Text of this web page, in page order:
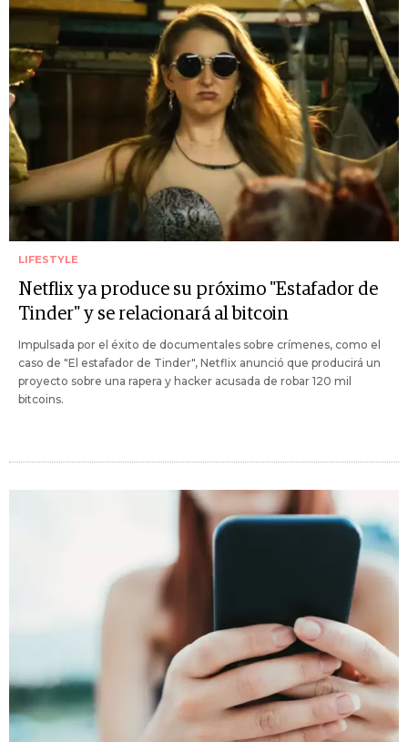
LIFESTYLE
Netflix ya produce su próximo "Estafador de
Tinder" y se relacionará al bitcoin
Impulsada por el éxito de documentales sobre crímenes, como el
caso de "El estafador de Tinder", Netflix anunció que producirá un
proyecto sobre una rapera y hacker acusada de robar 120 mil
bitcoins.